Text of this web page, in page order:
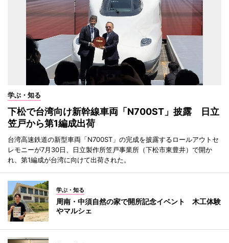
学ぶ・知る
下松で台湾向け新幹線車両「N700ST」披露 日立
笠戸から第1編成出荷
台湾高速鉄道の新型車両「N700ST」の完成を披露するロールアウトセ
レモニーが7月30日、日立製作所笠戸事業所（下松市東豊井）で開か
れ、第1編成が台湾に向けて出荷された。
学ぶ・知る
周南・中須自然の家で開所記念イベント 木工体験
やマルシェ